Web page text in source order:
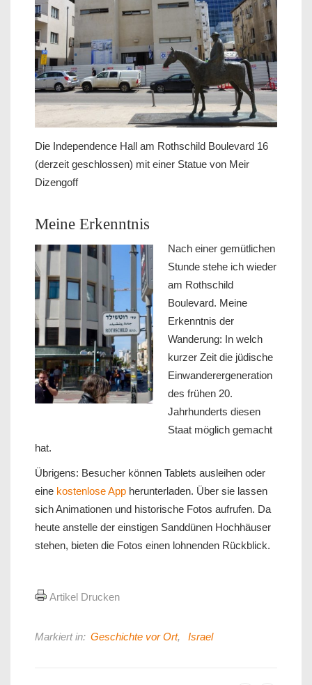
Die Independence Hall am Rothschild Boulevard 16
(derzeit geschlossen) mit einer Statue von Meir
Dizengoff
Meine Erkenntnis
Nach einer gemütlichen
Stunde stehe ich wieder
am Rothschild
Boulevard. Meine
Erkenntnis der
Wanderung: In welch
kurzer Zeit die jüdische
Einwanderergeneration
des frühen 20.
Jahrhunderts diesen
Staat möglich gemacht
hat.
Übrigens: Besucher können Tablets ausleihen oder
eine kostenlose App herunterladen. Über sie lassen
sich Animationen und historische Fotos aufrufen. Da
heute anstelle der einstigen Sanddünen Hochhäuser
stehen, bieten die Fotos einen lohnenden Rückblick.
Artikel Drucken
Markiert in: Geschichte vor Ort, Israel